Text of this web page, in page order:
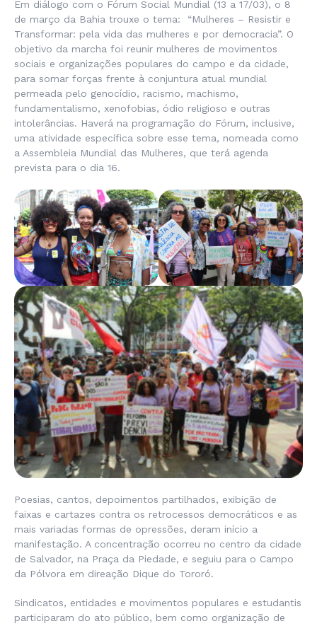
Em diálogo com o Fórum Social Mundial (13 a 17/03), o 8
de março da Bahia trouxe o tema: “Mulheres – Resistir e
Transformar: pela vida das mulheres e por democracia”. O
objetivo da marcha foi reunir mulheres de movimentos
sociais e organizações populares do campo e da cidade,
para somar forças frente à conjuntura atual mundial
permeada pelo genocídio, racismo, machismo,
fundamentalismo, xenofobias, ódio religioso e outras
intolerâncias. Haverá na programação do Fórum, inclusive,
uma atividade específica sobre esse tema, nomeada como
a Assembleia Mundial das Mulheres, que terá agenda
prevista para o dia 16.
Poesias, cantos, depoimentos partilhados, exibição de
faixas e cartazes contra os retrocessos democráticos e as
mais variadas formas de opressões, deram início a
manifestação. A concentração ocorreu no centro da cidade
de Salvador, na Praça da Piedade, e seguiu para o Campo
da Pólvora em direação Dique do Tororó.
Sindicatos, entidades e movimentos populares e estudantis
participaram do ato público, bem como organização de